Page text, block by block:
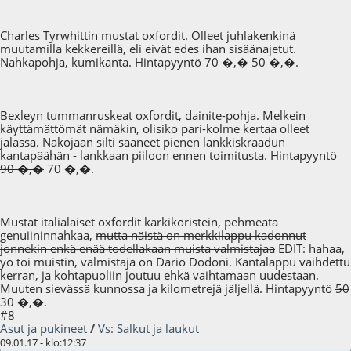
Charles Tyrwhittin mustat oxfordit. Olleet juhlakenkinä
muutamilla kekkereillä, eli eivät edes ihan sisäänajetut.
Nahkapohja, kumikanta. Hintapyyntö 70 �,� 50 �,�.
Bexleyn tummanruskeat oxfordit, dainite-pohja. Melkein
käyttämättömät nämäkin, olisiko pari-kolme kertaa olleet
jalassa. Näköjään silti saaneet pienen lankkiskraadun
kantapäähän - lankkaan piiloon ennen toimitusta. Hintapyyntö
90 �,� 70 �,�.
Mustat italialaiset oxfordit kärkikoristein, pehmeätä
genuiininnahkaa, mutta näistä on merkkilappu kadonnut
jonnekin enkä enää todellakaan muista valmistajaa EDIT: hahaa,
yö toi muistin, valmistaja on Dario Dodoni. Kantalappu vaihdettu
kerran, ja kohtapuoliin joutuu ehkä vaihtamaan uudestaan.
Muuten sievässä kunnossa ja kilometrejä jäljellä. Hintapyyntö 50
30 �,�.
#8
Asut ja pukineet / Vs: Salkut ja laukut
09.01.17 - klo:12:37